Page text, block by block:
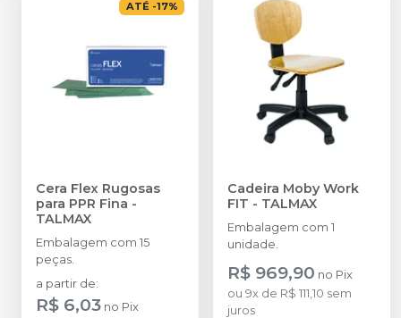
ATÉ -17%
Cera Flex Rugosas
para PPR Fina -
TALMAX
Embalagem com 15
peças.
a partir de:
R$ 6,03 no Pix
Cadeira Moby Work
FIT - TALMAX
Embalagem com 1
unidade.
R$ 969,90 no Pix
ou 9x de R$ 111,10 sem
juros